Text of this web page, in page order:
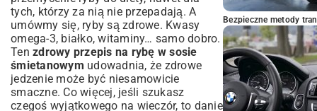
tych, którzy za nią nie przepadają. A
umówmy się, ryby są zdrowe. Kwasy
omega-3, białko, witaminy… samo dobro.
Ten zdrowy przepis na rybę w sosie
śmietanowym udowadnia, że zdrowe
jedzenie może być niesamowicie
smaczne. Co więcej, jeśli szukasz
czegoś wyjątkowego na wieczór, to danie
Bezpieczne metody